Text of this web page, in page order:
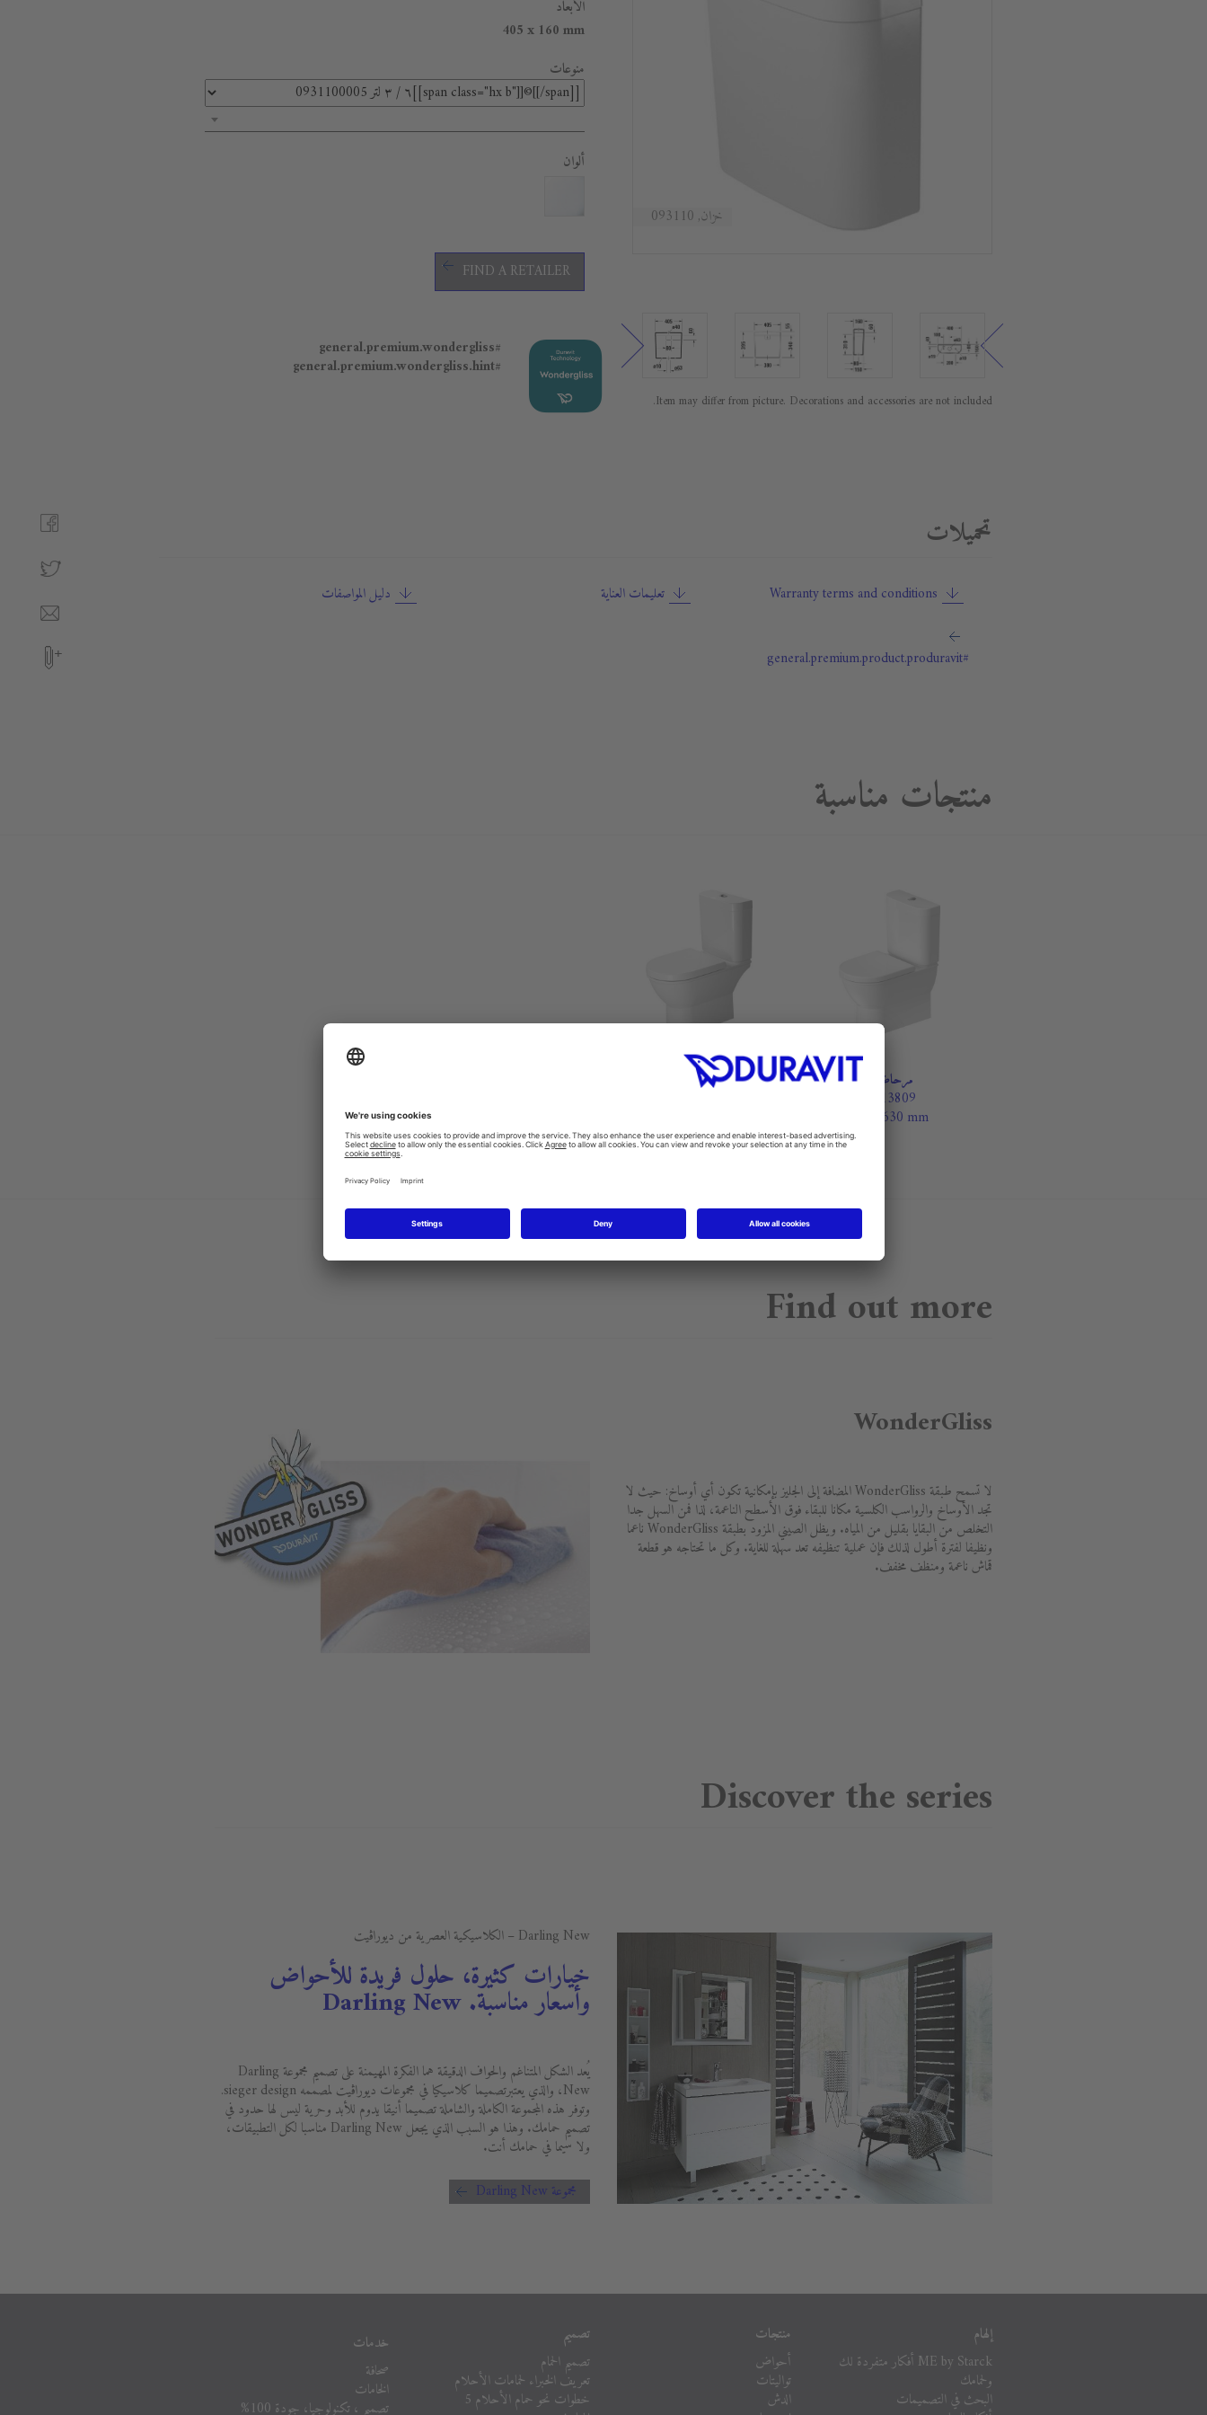
خزان, 093110
Item may differ from picture. Decorations and accessories are not included.
الأبعاد
405 x 160 mm
منوعات
ألوان
FIND A RETAILER
#general.premium.wondergliss
#general.premium.wondergliss.hint
تحميلات
Warranty terms and conditions تعليمات العناية دليل المواصفات
#general.premium.product.produravit
منتجات مناسبة
مرحاض
#213809
370 x 630 mm
مرحاض
Find out more
WonderGliss
لا تسمح طبقة WonderGliss المضافة إلى الجليز بإمكانية تكون أي أوساخ: حيث لا
تجد الأوساخ والرواسب الكلسية مكانا للبقاء فوق الأسطح الناعمة، لذا فمن السهل جدا
التخلص من البقايا بقليل من المياه. ويظل الصيني المزود بطبقة WonderGliss ناعما
ونظيفا لفترة أطول لذلك فإن عملية تنظيفه تعد سهلة للغاية. وكل ما تحتاجه هو قطعة
قماش ناعمة ومنظف مخفف.
Discover the series
Darling New – الكلاسيكية العصرية من ديوراڨيت
خيارات كثيرة، حلول فريدة للأحواض
وأسعار مناسبة. Darling New
يُعد الشكل المتناغم والحواف الدقيقة هما الفكرة المهيمنة على تصميم مجموعة Darling
New، والذي يعتبرتصميما كلاسيكيا في مجموعات ديوراڨيت لمصممه sieger design.
وتوفر هذه المجموعة الكاملة والشاملة تصميما أنيقا يدوم للأبد وحرية ليس لها حدود في
تصميم حمامك. وهذا هو السبب الذي يجعل Darling New مناسبا لكل التطبيقات،
ولا سيما في حمامك أنت.
مجموعة Darling New
إلهام
ME by Starck أفكار متفردة لك
ولحمامك
البحث في التصميمات
منتجات
أحواض
تواليتات
الدش
تصميم
تصميم الحمام
تعريف الخبراء لحمامات الأحلام
خطوات نحو حمام الأحلام 5
خدمات
صحافة
الخامات
تصميم ، تكنولوجيا، جودة 100%